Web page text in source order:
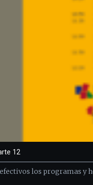
12
los programas y